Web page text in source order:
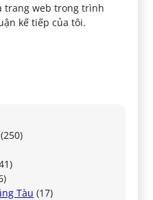
trang web trong trình
kế tiếp của tôi.
(250)
Tàu (17)